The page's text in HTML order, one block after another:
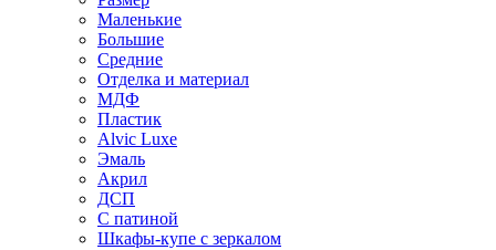
Маленькие
Большие
Средние
Отделка и материал
МДФ
Пластик
Alvic Luxe
Эмаль
Акрил
ДСП
С патиной
Шкафы-купе с зеркалом